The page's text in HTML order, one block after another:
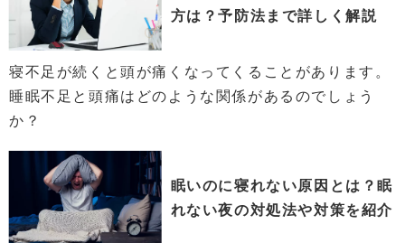
方は？予防法まで詳しく解説
寝不足が続くと頭が痛くなってくることがあります。
睡眠不足と頭痛はどのような関係があるのでしょう
か？
眠いのに寝れない原因とは？眠
れない夜の対処法や対策を紹介